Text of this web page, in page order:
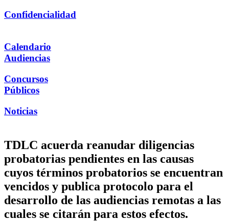
Confidencialidad
Calendario
Audiencias
Concursos
Públicos
Noticias
TDLC acuerda reanudar diligencias
probatorias pendientes en las causas
cuyos términos probatorios se encuentran
vencidos y publica protocolo para el
desarrollo de las audiencias remotas a las
cuales se citarán para estos efectos.